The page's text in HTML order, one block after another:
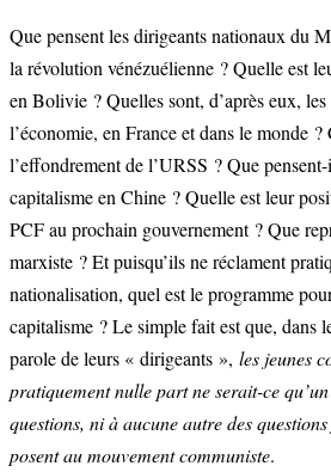
Que pensent les dirigeants nationaux du
la révolution vénézuélienne ? Quelle est
en Bolivie ? Quelles sont, d’après eux,
l’économie, en France et dans le monde
l’effondrement de l’URSS ? Que
capitalisme en Chine ? Quelle est leur
PCF au prochain gouvernement ? Que
marxiste ? Et puisqu’ils ne réclament
nationalisation, quel est le programme
capitalisme ? Le simple fait est que, dans
parole de leurs « dirigeants », les jeunes
pratiquement nulle part ne serait-ce
questions, ni à aucune autre des
posent au mouvement communiste.